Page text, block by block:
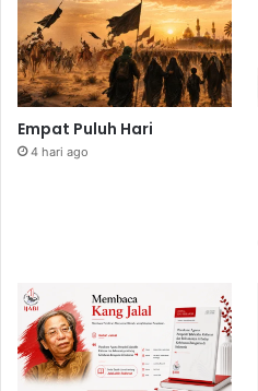
Empat Puluh Hari
4 hari ago